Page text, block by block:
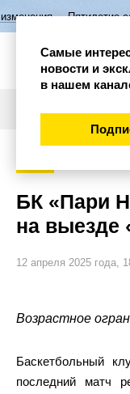
семьи в
БК «Пари
на выезде
12 апреля 2025 года,
Возрастное
Баскетбольный
последний матч
Самые
новости и
в нашем